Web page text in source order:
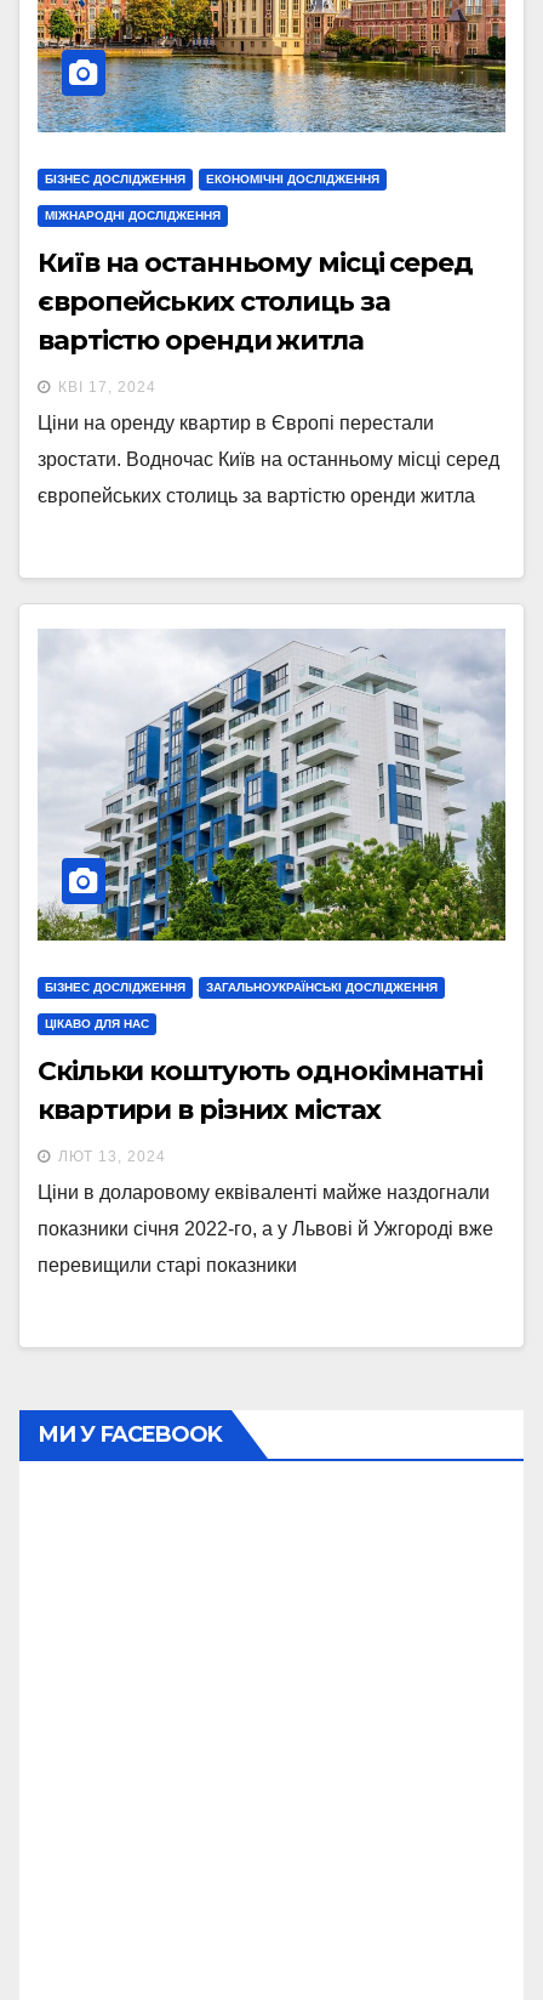
БІЗНЕС ДОСЛІДЖЕННЯ ЕКОНОМІЧНІ ДОСЛІДЖЕННЯ
МІЖНАРОДНІ ДОСЛІДЖЕННЯ
Київ на останньому місці серед
європейських столиць за
вартістю оренди житла
КВІ 17, 2024
Ціни на оренду квартир в Європі перестали
зростати. Водночас Київ на останньому місці серед
європейських столиць за вартістю оренди житла
БІЗНЕС ДОСЛІДЖЕННЯ ЗАГАЛЬНОУКРАЇНСЬКІ ДОСЛІДЖЕННЯ
ЦІКАВО ДЛЯ НАС
Скільки коштують однокімнатні
квартири в різних містах
ЛЮТ 13, 2024
Ціни в доларовому еквіваленті майже наздогнали
показники січня 2022-го, а у Львові й Ужгороді вже
перевищили старі показники
МИ У FACEBOOK